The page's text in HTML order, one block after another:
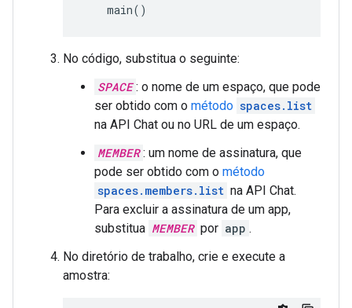
main()
No código, substitua o seguinte:
SPACE : o nome de um espaço, que pode
ser obtido com o método spaces.list
na API Chat ou no URL de um espaço.
MEMBER : um nome de assinatura, que
pode ser obtido com o método
spaces.members.list na API Chat.
Para excluir a assinatura de um app,
substitua MEMBER por app .
No diretório de trabalho, crie e execute a
amostra: